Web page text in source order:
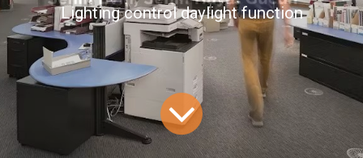
Lighting control daylight function